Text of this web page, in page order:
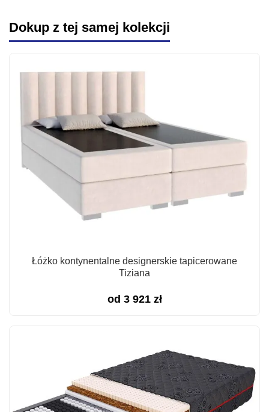
Dokup z tej samej kolekcji
Łóżko kontynentalne designerskie tapicerowane
Tiziana
od 3 921 zł